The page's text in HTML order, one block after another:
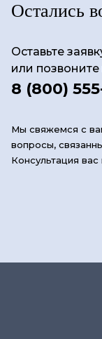
Остались
Оставьте
или
8 (800)
Мы свяжемся с
вопросы,
Консультация